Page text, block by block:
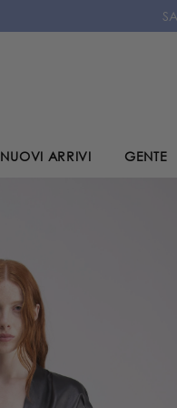
NUOVI ARRIVI GENTE